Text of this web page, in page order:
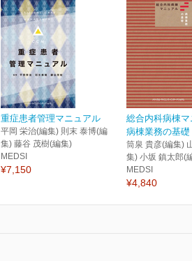
重症患者管理マニュアル
平岡 栄治(編集) 則末 泰博(編
集) 藤谷 茂樹(編集)
MEDSI
¥7,150
総合内科病棟
病棟業務の基礎
筒泉 貴彦(編集)
集) 小坂 鎮太郎(
MEDSI
¥4,840